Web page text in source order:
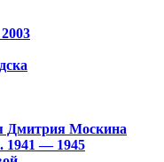
Дмитрия Москина
1941 — 1945